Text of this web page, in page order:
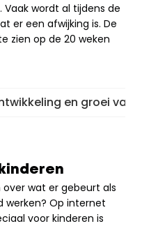
wordt al tijdens de
er een afwijking is. De
zien op de 20 weken
en groei van de
over wat er gebeurt als
werken? Op internet
voor kinderen is